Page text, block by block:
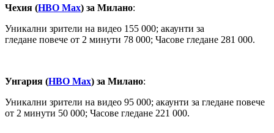
Чехия (HBO Max) за Милано:
Уникални зрители на видео 155 000; акаунти за
гледане повече от 2 минути 78 000; Часове гледане 281 000.
Унгария (HBO Max) за Милано:
Уникални зрители на видео 95 000; акаунти за гледане повече
от 2 минути 50 000; Часове гледане 221 000.